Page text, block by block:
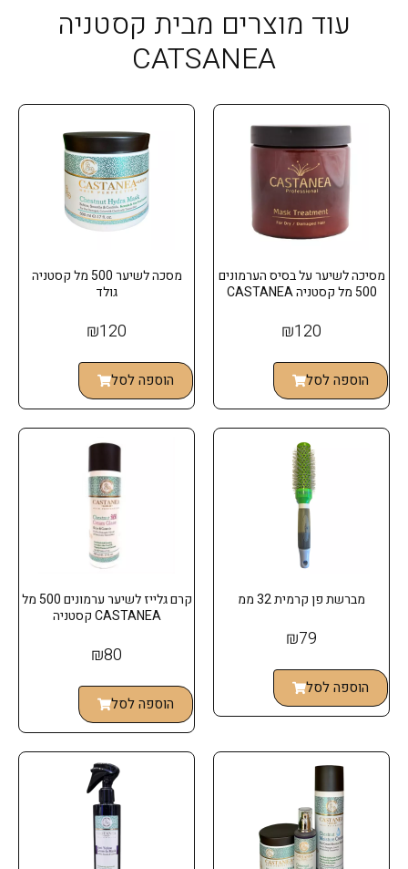
עוד מוצרים מבית קסטניה
CATSANEA
מסיכה לשיער על בסיס הערמונים
500 מל קסטניה CASTANEA
₪120
הוספה לסל
מסכה לשיער 500 מל קסטניה
גולד
₪120
הוספה לסל
מברשת פן קרמית 32 ממ
₪79
הוספה לסל
קרם גלייז לשיער ערמונים 500 מל
CASTANEA קסטניה
₪80
הוספה לסל